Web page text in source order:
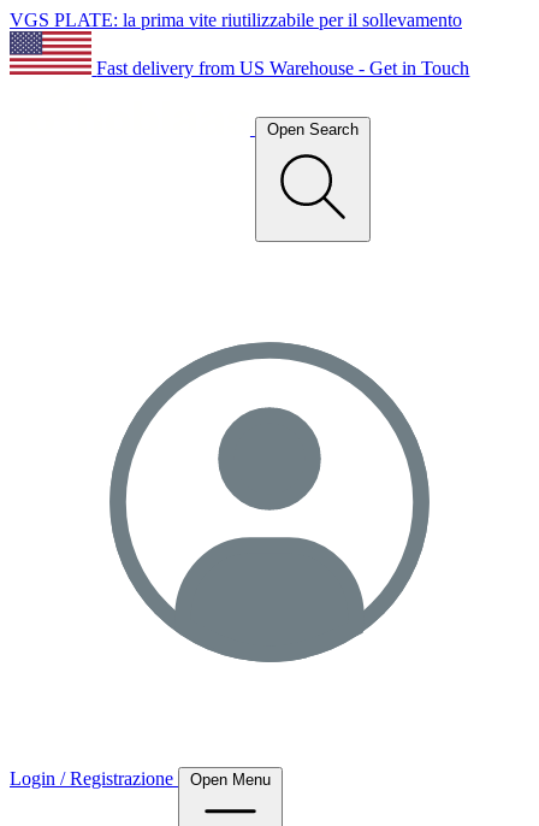
VGS PLATE: la prima vite riutilizzabile per il sollevamento
Fast delivery from US Warehouse - Get in Touch
Open Search
Login / Registrazione Open Menu